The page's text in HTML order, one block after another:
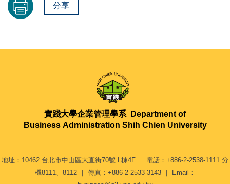
分享
實踐大學企業管理學系
Department of
Business Administration Shih Chien University
地址：10462 台北市中山區大直街70號 L棟4F ｜ 電話：+886-2-2538-1111 分
機8111、8112 ｜ 傳真：+886-2-2533-3143 ｜ Email：